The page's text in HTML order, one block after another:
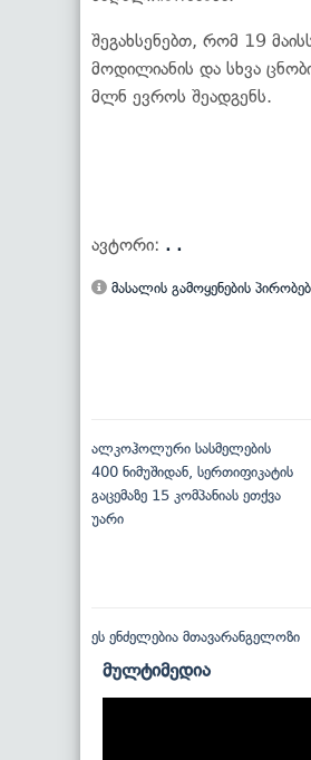
შეგახსენებთ, რომ 19
მოდილიანის და სხვა
მლნ ევროს შეადგენს.
ავტორი: . .
მასალის გამოყენების
ალკოჰოლური სასმელების
400 ნიმუშიდან, სერთიფიკატის
გაცემაზე 15 კომპანიას ეთქვა
უარი
ეს ენძელებია მთავარანგელოზი
მულტიმედია